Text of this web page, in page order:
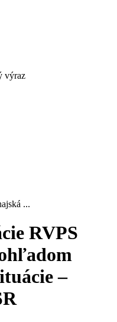
výraz
...
RVPS
–